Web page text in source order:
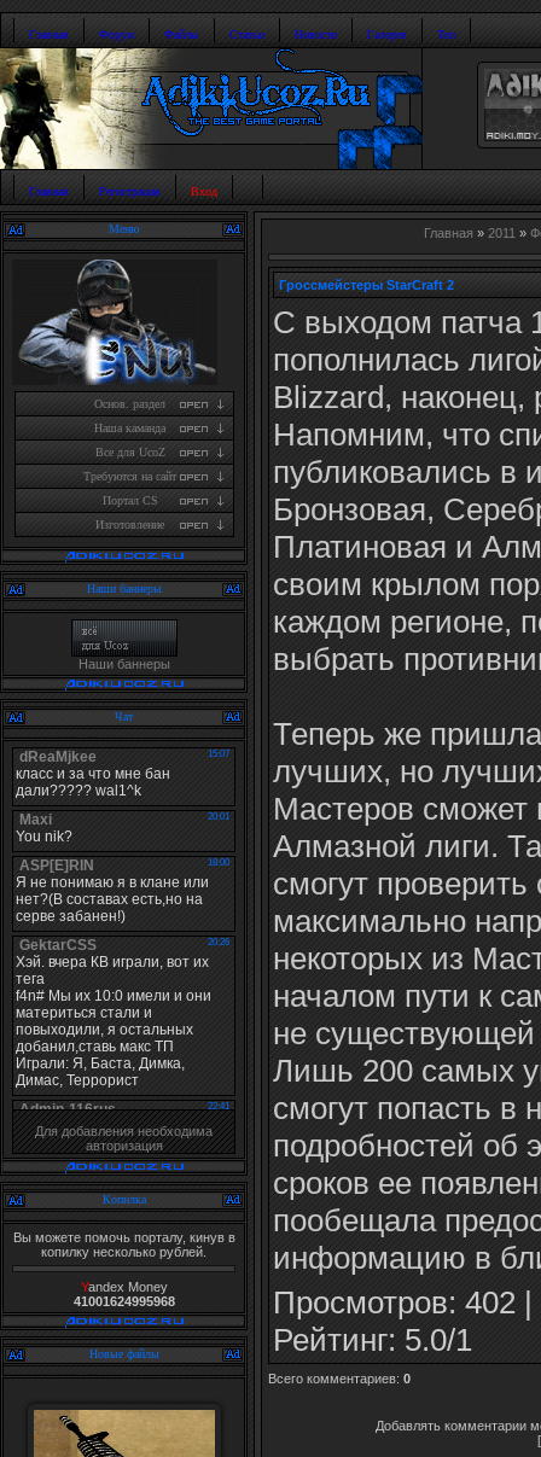
Главная Форум Файлы Статьи Новости Галерея Топ
Главная Регистрация Вход
Меню
Основ. раздел
Наша каманда
Все для UcoZ
Требуются на сайт
Портал CS
Изготовление
Наши баннеры
Наши баннеры
Чат
Для добавления необходима
авторизация
Копилка
Вы можете помочь порталу, кинув в
копилку несколько рублей.
Yandex Money
41001624995968
Новые файлы
Главная » 2011 »
Гроссмейстеры StarCraft 2
С выходом патча
пополнилась
Blizzard, наконец,
Напомним, что
публиковались в
Бронзовая,
Платиновая и
своим крылом
каждом регионе,
выбрать
Теперь же
лучших, но
Мастеров сможет
Алмазной лиги.
смогут
максимально
некоторых из
началом пути к
не существующей
Лишь 200 самых
смогут попасть в
подробностей об
сроков ее
пообещала
информацию в
Просмотров: 402 |
Рейтинг: 5.0/1
Всего комментариев: 0
Добавлять комментарии